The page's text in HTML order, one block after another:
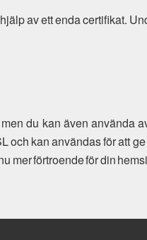
av ett enda certifikat.
du kan även använda
och kan användas för att
mer förtroende för din